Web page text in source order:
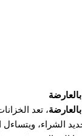
، تعد
الشراء،